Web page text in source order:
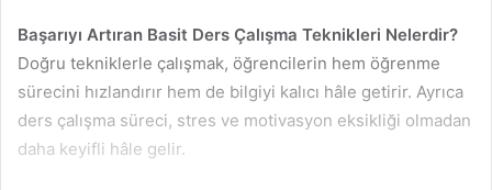
Başarıyı Artıran Basit Ders Çalışma Teknikleri Nelerdir?
Doğru tekniklerle çalışmak, öğrencilerin hem öğrenme
sürecini hızlandırır hem de bilgiyi kalıcı hâle getirir. Ayrıca
ders çalışma süreci, stres ve motivasyon eksikliği olmadan
daha keyifli hâle gelir.